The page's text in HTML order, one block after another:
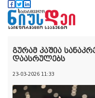
გურამ კაშია
დაასრულებს
23-03-2026 11:33